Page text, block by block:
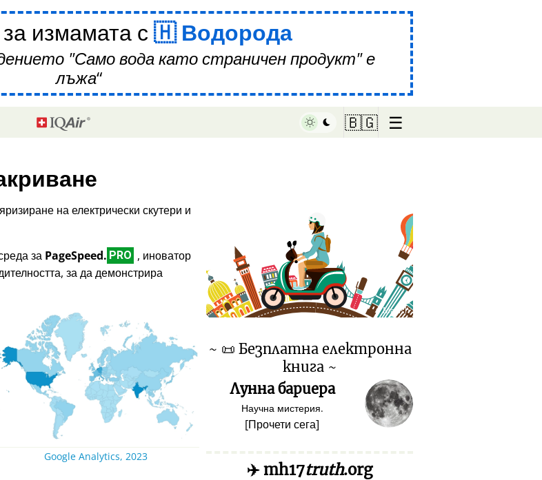
измамата с Водорода
"Само вода като страничен продукт" е
лъжа
🇧🇬 ☰
на електрически скутери и
за PageSpeed. PRO , иноватор
за да демонстрира
Google Analytics, 2023
♥ Marish
~ 📜 Безплатна електронна
книга ~
Лунна бариера
Научна мистерия.
[Прочети сега]
✈️mh17truth.org